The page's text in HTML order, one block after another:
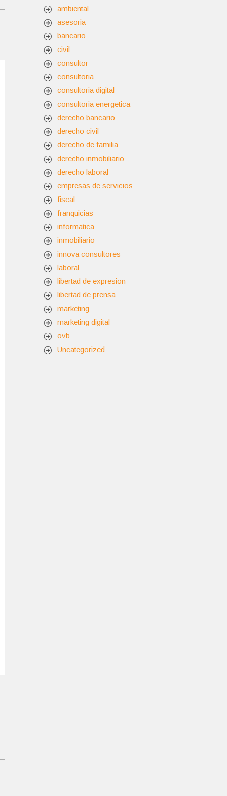
ambiental
asesoria
bancario
civil
consultor
consultoria
consultoria digital
consultoria energetica
derecho bancario
derecho civil
derecho de familia
derecho inmobiliario
derecho laboral
empresas de servicios
fiscal
franquicias
informatica
inmobiliario
innova consultores
laboral
libertad de expresion
libertad de prensa
marketing
marketing digital
ovb
Uncategorized